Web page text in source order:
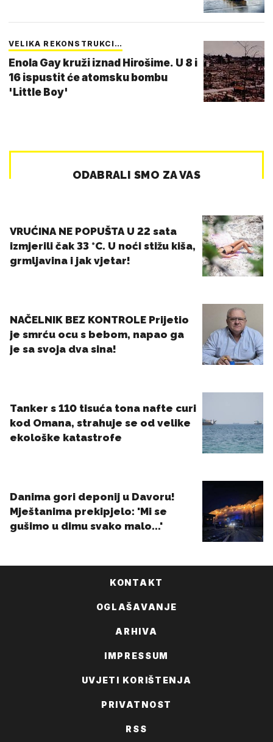
VELIKA REKONSTRUKCI…
Enola Gay kruži iznad Hirošime. U 8 i
16 ispustit će atomsku bombu
'Little Boy'
KONTAKT
OGLAŠAVANJE
ARHIVA
IMPRESSUM
UVJETI KORIŠTENJA
PRIVATNOST
RSS